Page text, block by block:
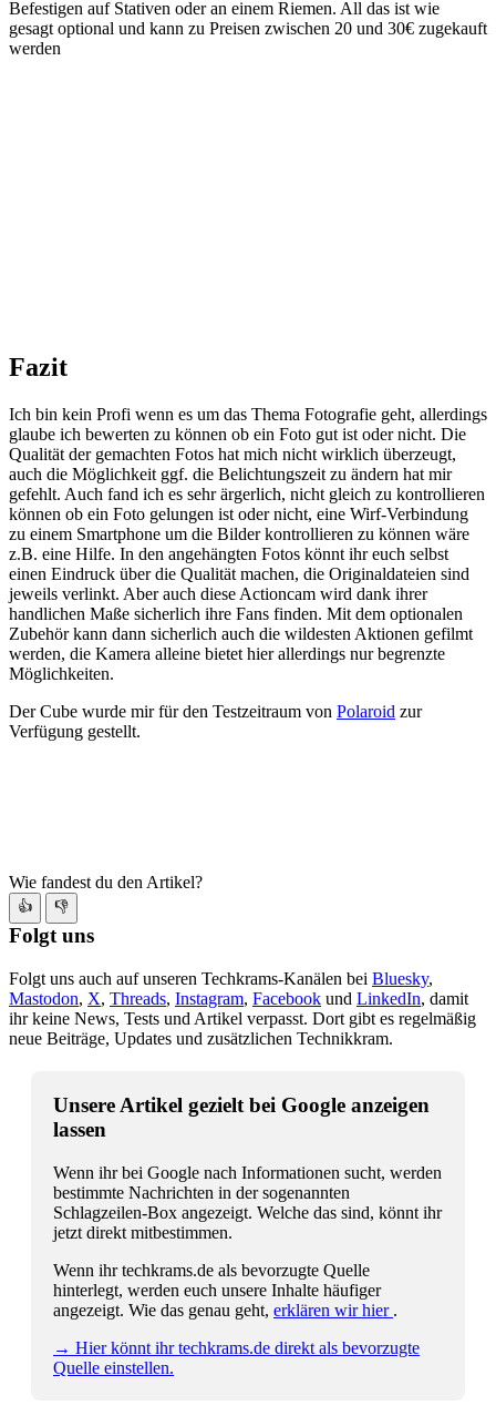
Befestigen auf Stativen oder an einem Riemen. All das ist wie
gesagt optional und kann zu Preisen zwischen 20 und 30€ zugekauft
werden
Fazit
Ich bin kein Profi wenn es um das Thema Fotografie geht, allerdings
glaube ich bewerten zu können ob ein Foto gut ist oder nicht. Die
Qualität der gemachten Fotos hat mich nicht wirklich überzeugt,
auch die Möglichkeit ggf. die Belichtungszeit zu ändern hat mir
gefehlt. Auch fand ich es sehr ärgerlich, nicht gleich zu kontrollieren
können ob ein Foto gelungen ist oder nicht, eine Wirf-Verbindung
zu einem Smartphone um die Bilder kontrollieren zu können wäre
z.B. eine Hilfe. In den angehängten Fotos könnt ihr euch selbst
einen Eindruck über die Qualität machen, die Originaldateien sind
jeweils verlinkt. Aber auch diese Actioncam wird dank ihrer
handlichen Maße sicherlich ihre Fans finden. Mit dem optionalen
Zubehör kann dann sicherlich auch die wildesten Aktionen gefilmt
werden, die Kamera alleine bietet hier allerdings nur begrenzte
Möglichkeiten.
Der Cube wurde mir für den Testzeitraum von Polaroid zur
Verfügung gestellt.
Wie fandest du den Artikel?
👍 👎
Folgt uns
Folgt uns auch auf unseren Techkrams-Kanälen bei Bluesky,
Mastodon, X, Threads, Instagram, Facebook und LinkedIn, damit
ihr keine News, Tests und Artikel verpasst. Dort gibt es regelmäßig
neue Beiträge, Updates und zusätzlichen Technikkram.
Unsere Artikel gezielt bei Google anzeigen
lassen
Wenn ihr bei Google nach Informationen sucht, werden
bestimmte Nachrichten in der sogenannten
Schlagzeilen-Box angezeigt. Welche das sind, könnt ihr
jetzt direkt mitbestimmen.
Wenn ihr techkrams.de als bevorzugte Quelle
hinterlegt, werden euch unsere Inhalte häufiger
angezeigt. Wie das genau geht, erklären wir hier .
→ Hier könnt ihr techkrams.de direkt als bevorzugte
Quelle einstellen.